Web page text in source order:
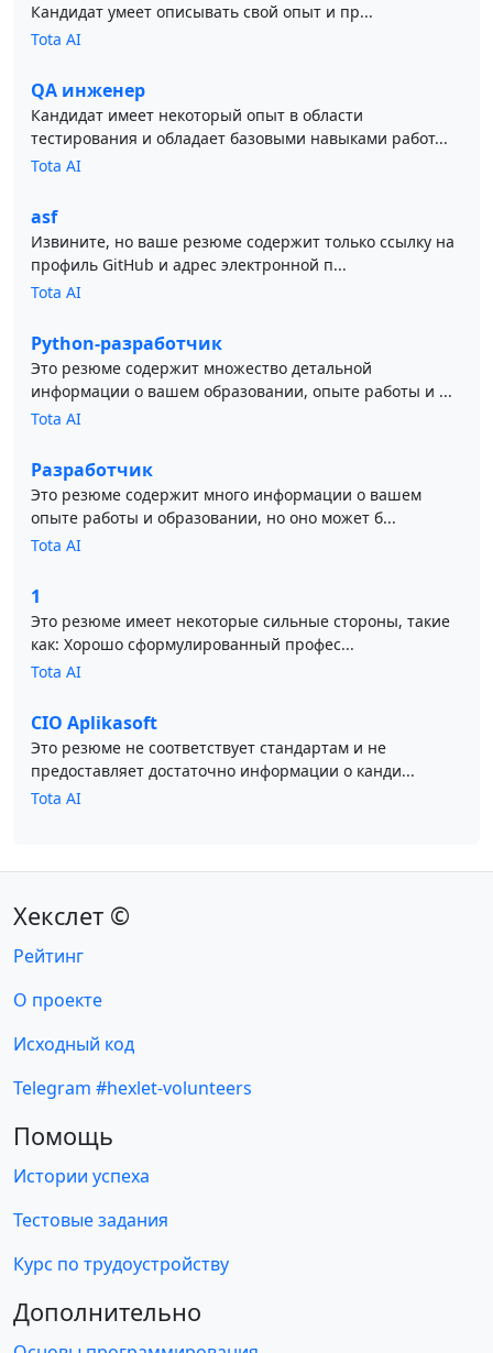
Кандидат умеет описывать свой опыт и пр...
Tota AI
QA инженер
Кандидат имеет некоторый опыт в области
тестирования и обладает базовыми навыками работ...
Tota AI
asf
Извините, но ваше резюме содержит только ссылку на
профиль GitHub и адрес электронной п...
Tota AI
Python-разработчик
Это резюме содержит множество детальной
информации о вашем образовании, опыте работы и ...
Tota AI
Разработчик
Это резюме содержит много информации о вашем
опыте работы и образовании, но оно может б...
Tota AI
1
Это резюме имеет некоторые сильные стороны, такие
как: Хорошо сформулированный профес...
Tota AI
CIO Aplikasoft
Это резюме не соответствует стандартам и не
предоставляет достаточно информации о канди...
Tota AI
Хекслет ©
Рейтинг
О проекте
Исходный код
Telegram #hexlet-volunteers
Помощь
Истории успеха
Тестовые задания
Курс по трудоустройству
Дополнительно